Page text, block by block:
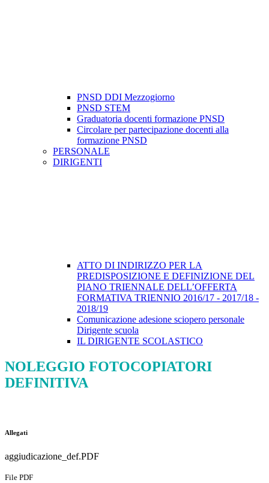
PNSD DDI Mezzogiorno
PNSD STEM
Graduatoria docenti formazione PNSD
Circolare per partecipazione docenti alla
formazione PNSD
PERSONALE
DIRIGENTI
ATTO DI INDIRIZZO PER LA
PREDISPOSIZIONE E DEFINIZIONE DEL
PIANO TRIENNALE DELL’OFFERTA
FORMATIVA TRIENNIO 2016/17 - 2017/18 -
2018/19
Comunicazione adesione sciopero personale
Dirigente scuola
IL DIRIGENTE SCOLASTICO
NOLEGGIO FOTOCOPIATORI
DEFINITIVA
Allegati
aggiudicazione_def.PDF
File PDF